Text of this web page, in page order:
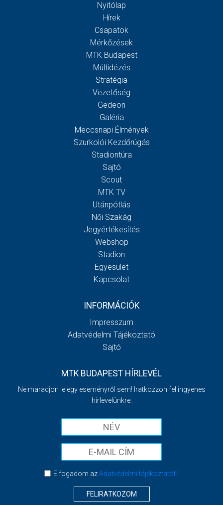
Nyitólap
Hírek
Csapatok
Mérkőzések
MTK Budapest
Múltidézés
Stratégia
Vezetőség
Gedeon
Galéria
Meccsnapi Élmények
Szurkolói Kezdőrúgás
Stadiontúra
Sajtó
Scout
MTK TV
Utánpótlás
Női Szakág
Jegyértékesítés
Webshop
Stadion
Egyesület
Kapcsolat
INFORMÁCIÓK
Impresszum
Adatvédelmi Tájékoztató
Sajtó
MTK BUDAPEST HÍRLEVÉL
Ne maradjon le egy eseményről sem! Iratkozzon fel ingyenes
hírlevelünkre:
Elfogadom azAdatvédelmi tájékoztatót!
FELIRATKOZOM